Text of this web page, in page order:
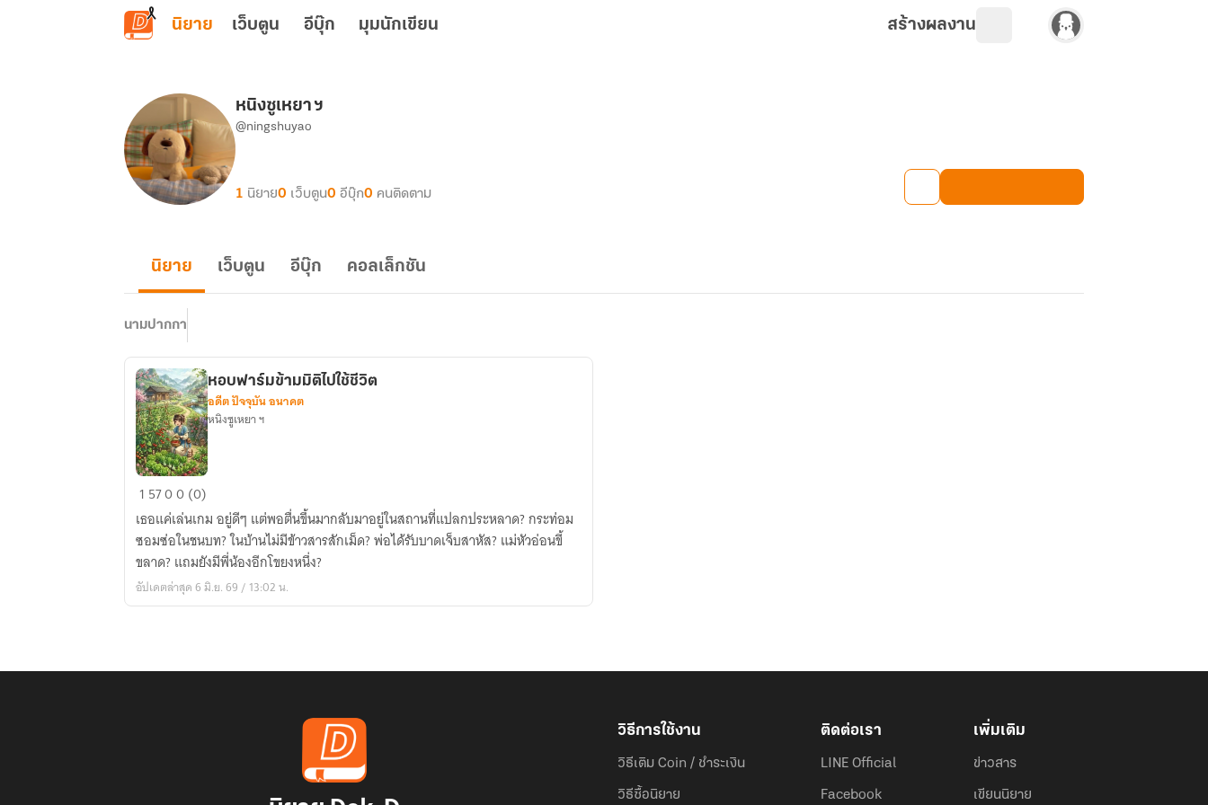
ข้ามไปยังเนื้อหาหลัก
นิยาย เว็บตูน อีบุ๊ก มุมนักเขียน สร้างผลงาน
หนิงซูเหยา ฯ
@ningshuyao
1 นิยาย0 เว็บตูน0 อีบุ๊ก0 คนติดตาม
นิยาย เว็บตูน อีบุ๊ก คอลเล็กชัน
นามปากกา
หอบ
ฟาร์ม
ข้าม
มิติ
ไป
ใช้
หอบฟาร์มข้ามมิติไปใช้ชีวิต
อดีต ปัจจุบัน อนาคต
หนิงซูเหยา ฯ
1 5700 (0)
​เธอแค่เล่นเกม อยู่ดีๆ แต่พอตื่นขึ้นมากลับมาอยู่ในสถานที่แปลกประหลาด? กระท่อม
ซอมซ่อในชนบท? ในบ้านไม่มีข้าวสารสักเม็ด? พ่อได้รับบาดเจ็บสาหัส? แม่หัวอ่อนขี้
ขลาด? แถมยังมีพี่น้องอีกโขยงหนึ่ง?
อัปเดตล่าสุด 6 มิ.ย. 69 / 13:02 น.
วิธีการใช้งาน
วิธีเติม Coin / ชำระเงิน
วิธีซื้อนิยาย
ติดต่อเรา
LINE Official
Facebook
เพิ่มเติม
ข่าวสาร
เขียนนิยาย